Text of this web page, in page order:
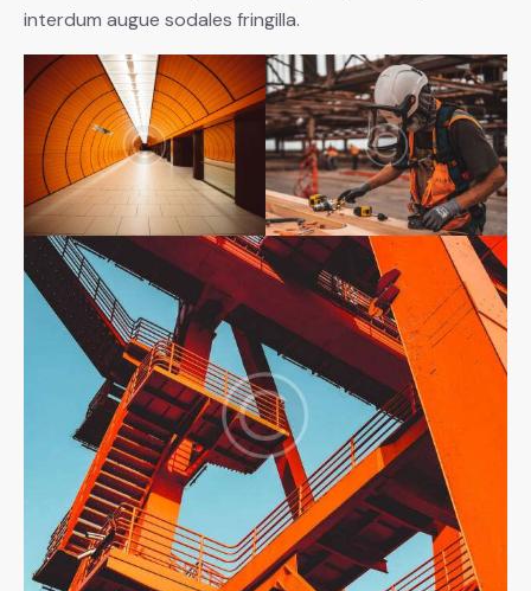
interdum augue sodales fringilla.